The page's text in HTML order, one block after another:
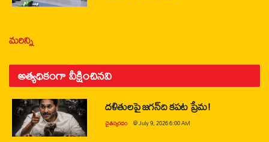
మరిన్ని
అత్యధికంగా వీక్షించినవి
దళితులపై జగన్‌ది కపట ప్రేమ!
చైతన్యరధం @July 9, 2026 6:00 AM